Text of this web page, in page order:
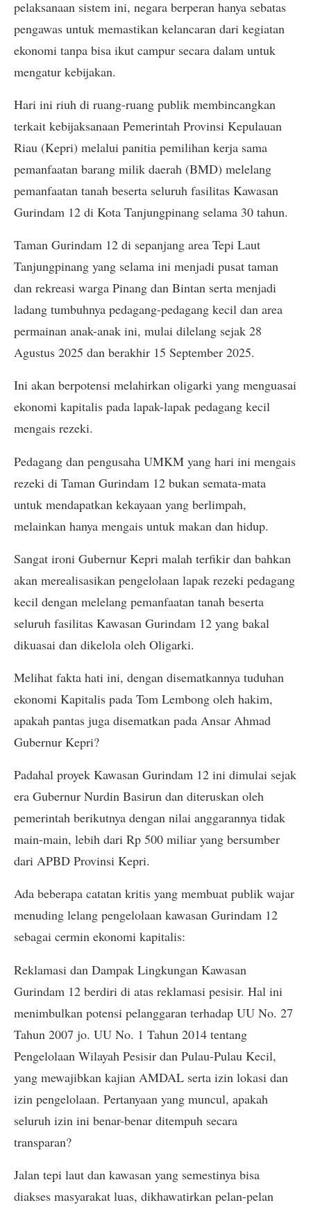
pelaksanaan sistem ini, negara berperan hanya sebatas
pengawas untuk memastikan kelancaran dari kegiatan
ekonomi tanpa bisa ikut campur secara dalam untuk
mengatur kebijakan.
Hari ini riuh di ruang-ruang publik membincangkan
terkait kebijaksanaan Pemerintah Provinsi Kepulauan
Riau (Kepri) melalui panitia pemilihan kerja sama
pemanfaatan barang milik daerah (BMD) melelang
pemanfaatan tanah beserta seluruh fasilitas Kawasan
Gurindam 12 di Kota Tanjungpinang selama 30 tahun.
Taman Gurindam 12 di sepanjang area Tepi Laut
Tanjungpinang yang selama ini menjadi pusat taman
dan rekreasi warga Pinang dan Bintan serta menjadi
ladang tumbuhnya pedagang-pedagang kecil dan area
permainan anak-anak ini, mulai dilelang sejak 28
Agustus 2025 dan berakhir 15 September 2025.
Ini akan berpotensi melahirkan oligarki yang menguasai
ekonomi kapitalis pada lapak-lapak pedagang kecil
mengais rezeki.
Pedagang dan pengusaha UMKM yang hari ini mengais
rezeki di Taman Gurindam 12 bukan semata-mata
untuk mendapatkan kekayaan yang berlimpah,
melainkan hanya mengais untuk makan dan hidup.
Sangat ironi Gubernur Kepri malah terfikir dan bahkan
akan merealisasikan pengelolaan lapak rezeki pedagang
kecil dengan melelang pemanfaatan tanah beserta
seluruh fasilitas Kawasan Gurindam 12 yang bakal
dikuasai dan dikelola oleh Oligarki.
Melihat fakta hati ini, dengan disematkannya tuduhan
ekonomi Kapitalis pada Tom Lembong oleh hakim,
apakah pantas juga disematkan pada Ansar Ahmad
Gubernur Kepri?
Padahal proyek Kawasan Gurindam 12 ini dimulai sejak
era Gubernur Nurdin Basirun dan diteruskan oleh
pemerintah berikutnya dengan nilai anggarannya tidak
main-main, lebih dari Rp 500 miliar yang bersumber
dari APBD Provinsi Kepri.
Ada beberapa catatan kritis yang membuat publik wajar
menuding lelang pengelolaan kawasan Gurindam 12
sebagai cermin ekonomi kapitalis:
Reklamasi dan Dampak Lingkungan Kawasan
Gurindam 12 berdiri di atas reklamasi pesisir. Hal ini
menimbulkan potensi pelanggaran terhadap UU No. 27
Tahun 2007 jo. UU No. 1 Tahun 2014 tentang
Pengelolaan Wilayah Pesisir dan Pulau-Pulau Kecil,
yang mewajibkan kajian AMDAL serta izin lokasi dan
izin pengelolaan. Pertanyaan yang muncul, apakah
seluruh izin ini benar-benar ditempuh secara
transparan?
Jalan tepi laut dan kawasan yang semestinya bisa
diakses masyarakat luas, dikhawatirkan pelan-pelan